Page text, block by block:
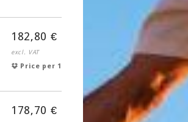
182,80 €
excl. VAT
Price per 1
178,70 €